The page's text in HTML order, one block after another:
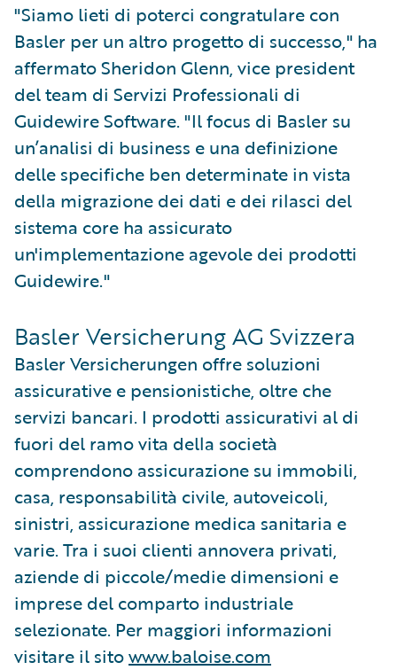
"Siamo lieti di poterci congratulare con
Basler per un altro progetto di successo," ha
affermato Sheridon Glenn, vice president
del team di Servizi Professionali di
Guidewire Software. "Il focus di Basler su
un’analisi di business e una definizione
delle specifiche ben determinate in vista
della migrazione dei dati e dei rilasci del
sistema core ha assicurato
un'implementazione agevole dei prodotti
Guidewire."
Basler Versicherung AG Svizzera
Basler Versicherungen offre soluzioni
assicurative e pensionistiche, oltre che
servizi bancari. I prodotti assicurativi al di
fuori del ramo vita della società
comprendono assicurazione su immobili,
casa, responsabilità civile, autoveicoli,
sinistri, assicurazione medica sanitaria e
varie. Tra i suoi clienti annovera privati,
aziende di piccole/medie dimensioni e
imprese del comparto industriale
selezionate. Per maggiori informazioni
visitare il sitowww.baloise.com